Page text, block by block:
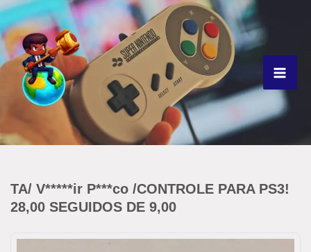
Ir
para
o
conteúdo
TA/ V*****ir P***co /CONTROLE PARA PS3!
28,00 SEGUIDOS DE 9,00